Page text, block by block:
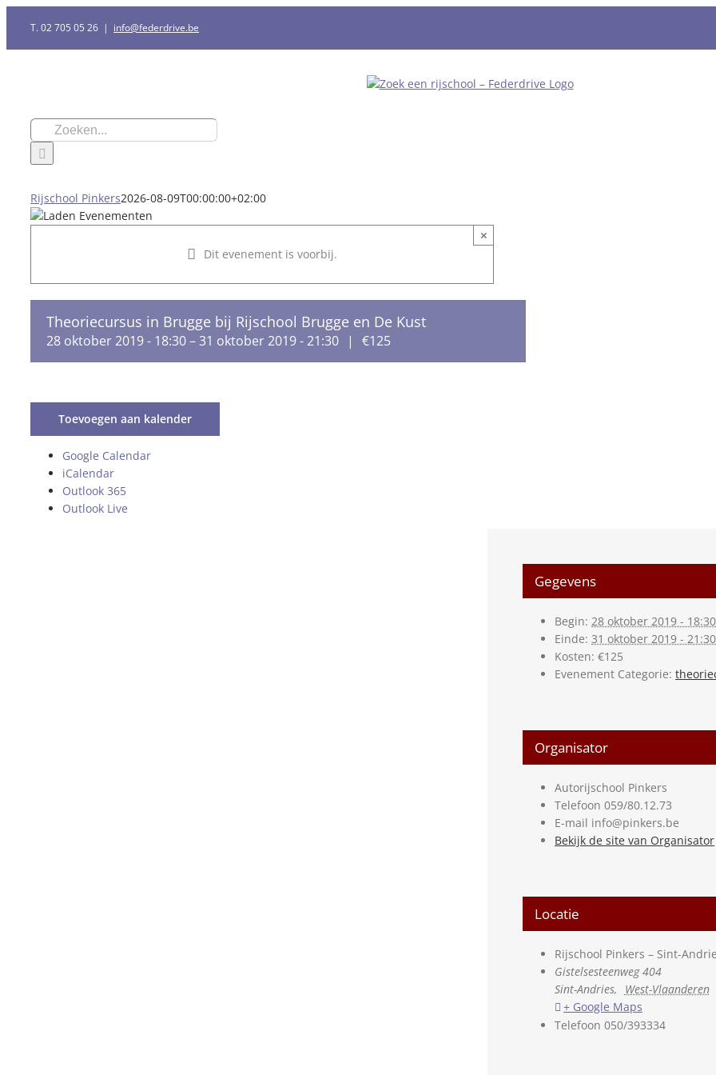
inhoud
T. 02 705 05 26 | info@federdrive.be
Zoeken
naar:
Rijschool Pinkers2026-08-09T00:00:00+02:00
Dit evenement is voorbij.
×
Theoriecursus in Brugge bij Rijschool Brugge en De Kust
28 oktober 2019 - 18:30–31 oktober 2019 - 21:30 | €125
Toevoegen aan kalender
Google Calendar
iCalendar
Outlook 365
Outlook Live
Gegevens
Begin: 28 oktober 2019 - 18:30
Einde: 31 oktober 2019 - 21:30
Kosten: €125
Evenement Categorie:
Organisator
Autorijschool Pinkers
Telefoon 059/80.12.73
E-mail info@pinkers.be
Bekijk de site van Organisator
Locatie
Rijschool Pinkers – Sint-
Gistelsesteenweg 404
Sint-Andries, West-Vlaanderen
+ Google Maps
Telefoon 050/393334